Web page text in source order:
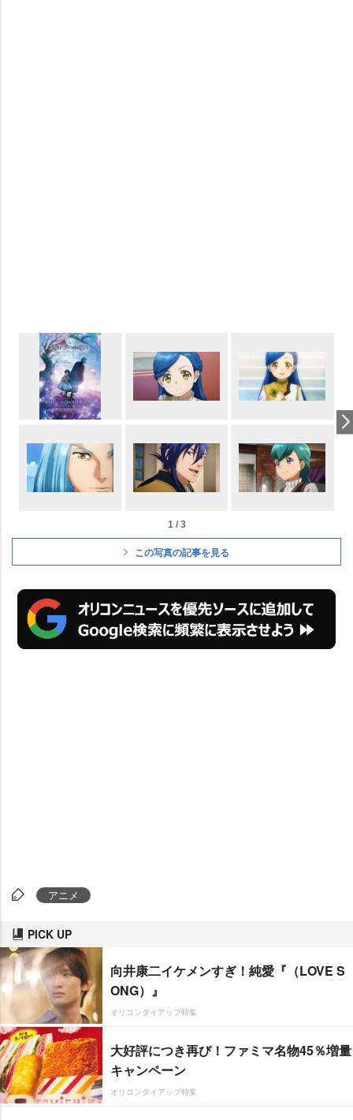
1 / 3
この写真の記事を見る
アニメ
PICK UP
向井康二イケメンすぎ！純愛『（LOVE S
ONG）』
オリコンタイアップ特集
大好評につき再び！ファミマ名物45％増量
キャンペーン
オリコンタイアップ特集